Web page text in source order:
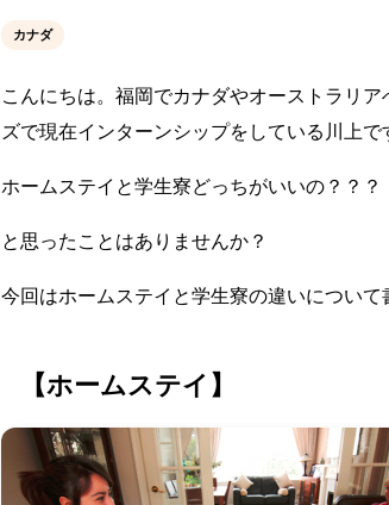
カナダ
こんにちは。福岡でカナダやオーストラリ
ズで現在インターンシップをしている川上で
ホームステイと学生寮どっちがいいの？？
と思ったことはありませんか？
今回はホームステイと学生寮の違いについ
【ホームステイ】